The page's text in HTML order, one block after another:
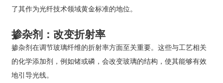
了其作为光纤技术领域黄金标准的地位。
掺杂剂：改变折射率
掺杂剂在调节玻璃纤维的折射率方面至关重要。这些与工艺相关
的化学添加剂，例如锗或磷，会改变玻璃的结构，使其能够有效
地引导光线。